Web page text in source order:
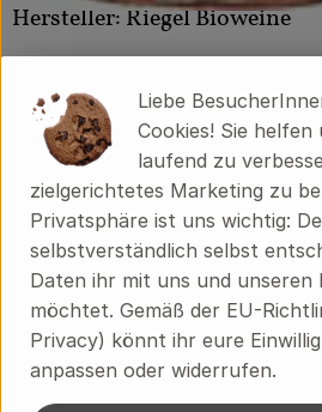
Hersteller: Riegel Bioweine
Peter Riegel Weinimport GmbH
D 78359 Orsingen
Unser Verständnis von Qualität
leidenschaftliche Weinfreunde,
Liebe
Cookies! Sie
laufend zu
zielgerichtetes Marketing zu
Privatsphäre ist uns wichtig:
selbstverständlich selbst
Daten ihr mit uns und unseren
möchtet. Gemäß der EU-
Privacy) könnt ihr eure
anpassen oder widerrufen.